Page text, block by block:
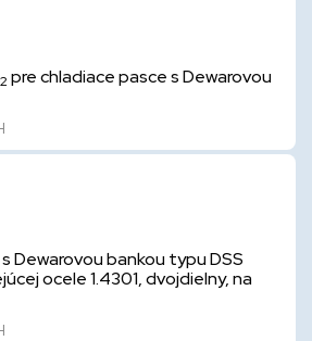
pre chladiace pasce s Dewarovou
Dewarovou bankou typu DSS
ocele 1.4301, dvojdielny, na